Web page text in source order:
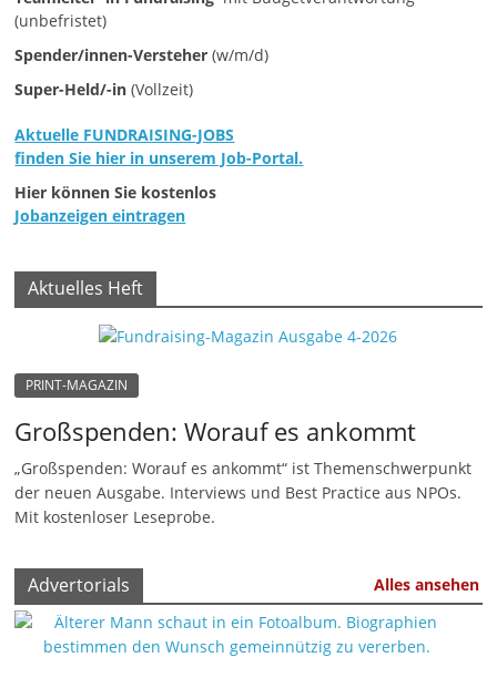
e
n
|
e
e
n
t
i
t
u
e
(unbefristet)
Spender/innen-Versteher (w/m/d)
Super-Held/-in (Vollzeit)
Aktuelle FUNDRAISING-JOBS
finden Sie hier in unserem Job-Portal.
Hier können Sie kostenlos
Jobanzeigen eintragen
Aktuelles Heft
PRINT-MAGAZIN
Großspenden: Worauf es ankommt
„Großspenden: Worauf es ankommt“ ist Themenschwerpunkt
der neuen Ausgabe. Interviews und Best Practice aus NPOs.
Mit kostenloser Leseprobe.
Advertorials Alles ansehen